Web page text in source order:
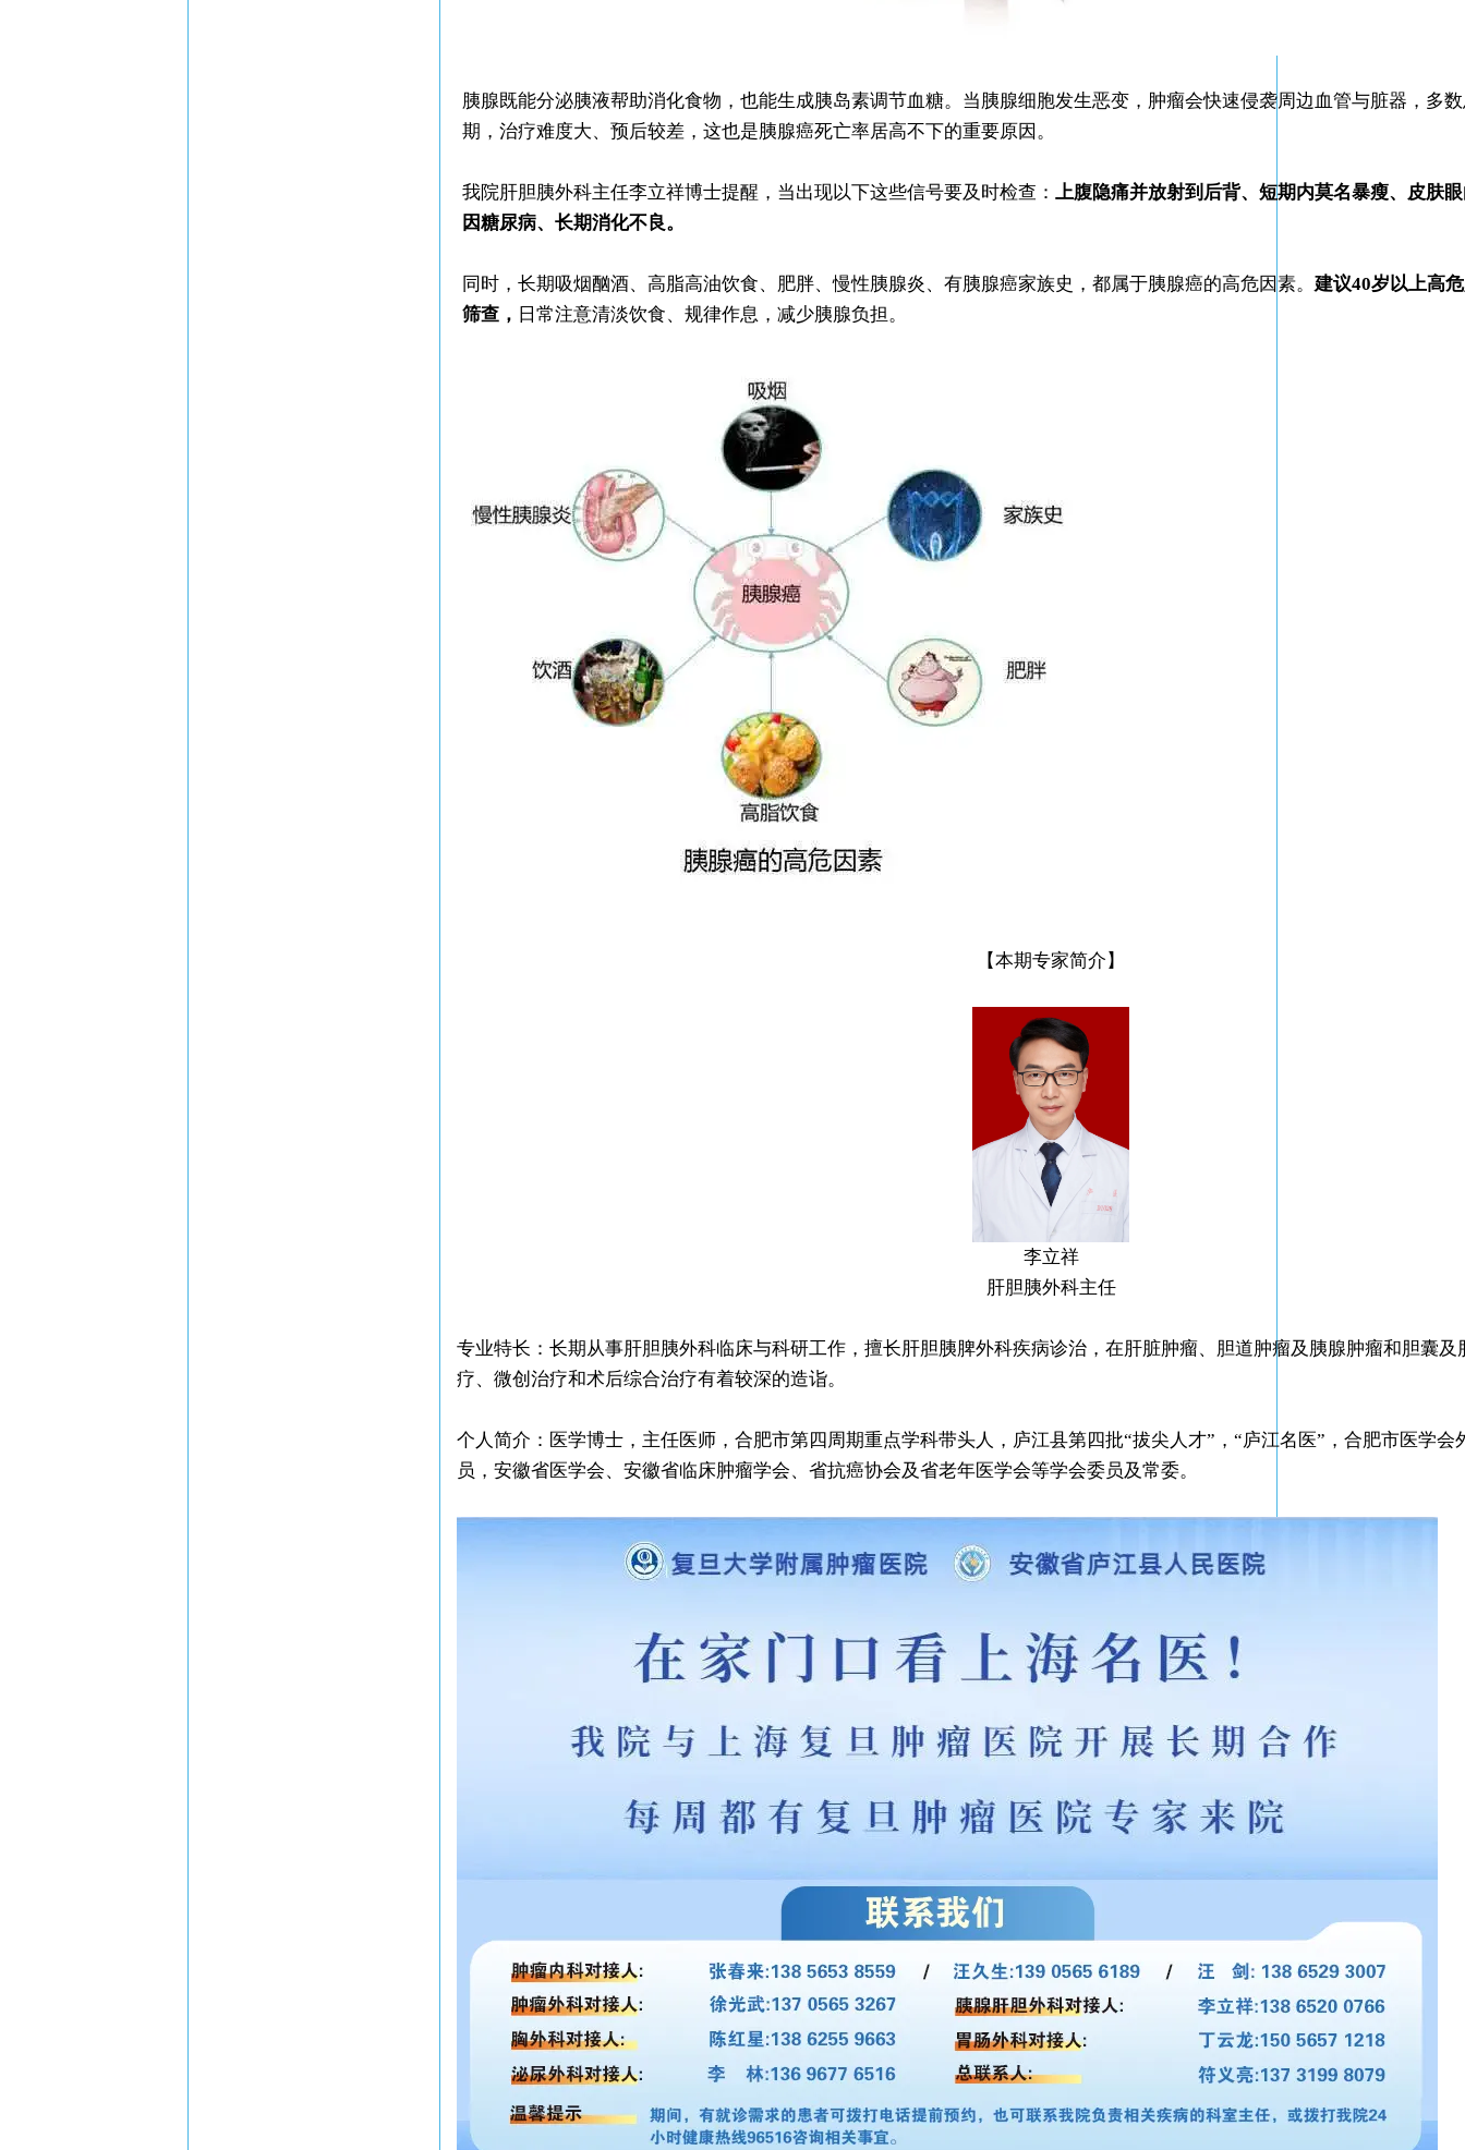
胰腺既能分泌胰液帮助消化食物，也能生成胰岛素调节血糖。当胰腺细胞发生恶变，肿瘤会快速侵袭周边血管与脏器，多
期，治疗难度大、预后较差，这也是胰腺癌死亡率居高不下的重要原因。
我院肝胆胰外科主任李立祥博士提醒， 当出现以下这些信号要及时检查： 上腹隐痛并放射到后背、短期内莫名暴瘦、皮肤
因糖尿病、长期消化不良。
同时，长期吸烟酗酒、高脂高油饮食、肥胖、慢性胰腺炎、有胰腺癌家族史，都属于胰腺癌的高危因素。 建议40岁以上高
筛查， 日常注意清淡饮食、规律作息，减少胰腺负担。
【本期专家简介】
李立祥
肝胆胰外科主任
专业特长：长期从事肝胆胰外科临床与科研工作，擅长肝胆胰脾外科疾病诊治，在肝脏肿瘤、胆道肿瘤及胰腺肿瘤和胆囊及
疗、微创治疗和术后综合治疗有着较深的造诣。
个人简介：医学博士，主任医师，合肥市第四周期重点学科带头人，庐江县第四批“拔尖人才”，“庐江名医”，合肥市医学会
员，安徽省医学会、安徽省临床肿瘤学会、省抗癌协会及省老年医学会等学会委员及常委。